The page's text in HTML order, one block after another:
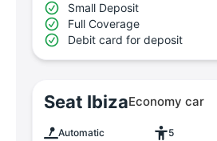
Small Deposit
Full Coverage
Debit card for deposit
Seat IbizaEconomy car
Automatic 5